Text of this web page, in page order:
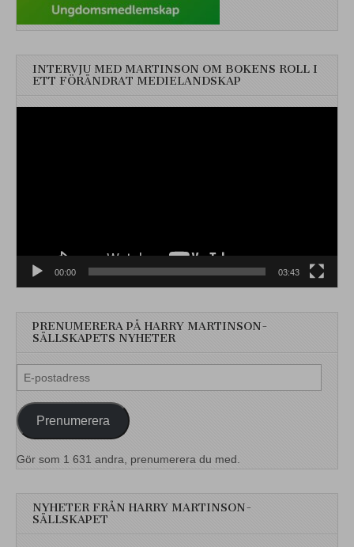
INTERVJU MED MARTINSON OM BOKENS ROLL I
ETT FÖRÄNDRAT MEDIELANDSKAP
00:00 03:43
PRENUMERERA PÅ HARRY MARTINSON-
SÄLLSKAPETS NYHETER
E-
postadress
Prenumerera
Gör som 1 631 andra, prenumerera du med.
NYHETER FRÅN HARRY MARTINSON-
SÄLLSKAPET